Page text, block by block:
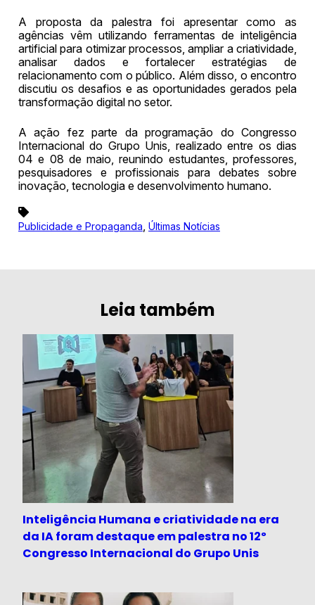
A proposta da palestra foi apresentar como as
agências vêm utilizando ferramentas de inteligência
artificial para otimizar processos, ampliar a criatividade,
analisar dados e fortalecer estratégias de
relacionamento com o público. Além disso, o encontro
discutiu os desafios e as oportunidades gerados pela
transformação digital no setor.
A ação fez parte da programação do Congresso
Internacional do Grupo Unis, realizado entre os dias
04 e 08 de maio, reunindo estudantes, professores,
pesquisadores e profissionais para debates sobre
inovação, tecnologia e desenvolvimento humano.
Publicidade e Propaganda, Últimas Notícias
Leia também
Inteligência Humana e criatividade na era
da IA foram destaque em palestra no 12º
Congresso Internacional do Grupo Unis